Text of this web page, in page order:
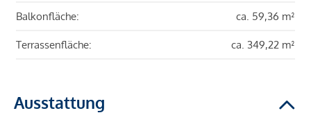
Balkonfläche: ca. 59,36 m²
Terrassenfläche: ca. 349,22 m²
Ausstattung